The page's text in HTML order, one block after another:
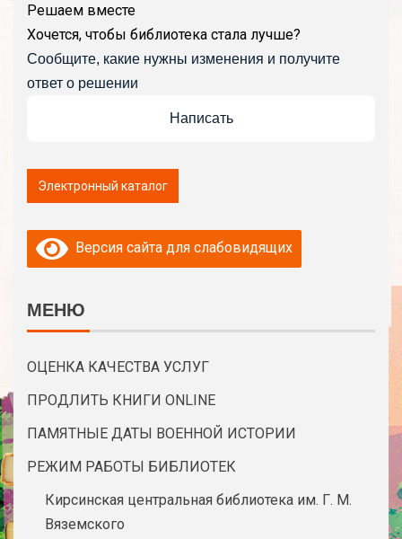
Решаем вместе
Хочется, чтобы библиотека стала лучше?
Сообщите, какие нужны изменения и получите
ответ о решении
Написать
Версия сайта для слабовидящих
МЕНЮ
ОЦЕНКА КАЧЕСТВА УСЛУГ
ПРОДЛИТЬ КНИГИ ONLINE
ПАМЯТНЫЕ ДАТЫ ВОЕННОЙ ИСТОРИИ
РЕЖИМ РАБОТЫ БИБЛИОТЕК
Кирсинская центральная библиотека им. Г. М.
Вяземского